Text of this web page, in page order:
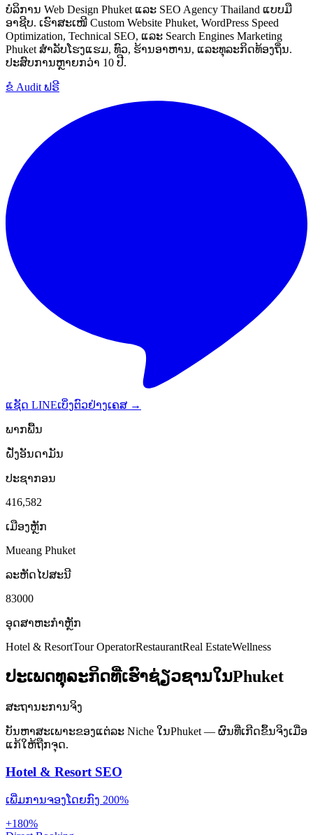
ບໍລິການ Web Design Phuket ແລະ SEO Agency Thailand ແບບມື
ອາຊີບ. ເຮົາສະເໜີ Custom Website Phuket, WordPress Speed
Optimization, Technical SEO, ແລະ Search Engines Marketing
Phuket ສຳລັບໂຮງແຮມ, ທົວ, ຮ້ານອາຫານ, ແລະທຸລະກິດທ້ອງຖິ່ນ.
ປະສົບການຫຼາຍກວ່າ 10 ປີ.
ຂໍ Audit ຟຣີ
ແຊັດ LINEເບິ່ງຕົວຢ່າງເຄສ →
ພາກພື້ນ
ຝັ່ງອັນດາມັນ
ປະຊາກອນ
416,582
ເມືອງຫຼັກ
Mueang Phuket
ລະຫັດໄປສະນີ
83000
ອຸດສາຫະກຳຫຼັກ
Hotel & ResortTour OperatorRestaurantReal EstateWellness
ປະເພດທຸລະກິດທີ່ເຮົາຊ່ຽວຊານໃນPhuket
ສະຖານະການຈິງ
ບັນຫາສະເພາະຂອງແຕ່ລະ Niche ໃນPhuket — ຜົນທີ່ເກີດຂຶ້ນຈິງເມື່ອ
ແກ້ໃຫ້ຖືກຈຸດ.
Hotel & Resort SEO
ເພີ່ມການຈອງໂດຍກົງ 200%
+180%